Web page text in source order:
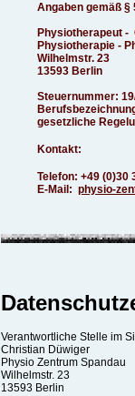
Angaben gemäß §
Physiotherapeut -
Physiotherapie -
Wilhelmstr. 23
13593 Berlin
Steuernummer:
gesetzliche
Kontakt:
Telefon: +49 (0)30
E-Mail: physio-
Verantwortliche Stelle im
Christian Düwiger
Physio Zentrum Spandau
Wilhelmstr. 23
13593 Berlin